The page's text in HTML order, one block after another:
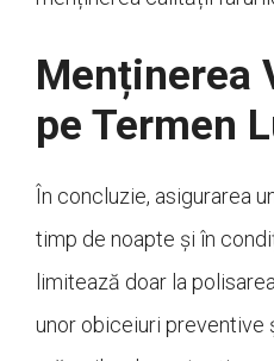
Menținerea
pe Termen
În concluzie, asigurarea
timp de noapte și în
limitează doar la
unor obiceiuri preventive